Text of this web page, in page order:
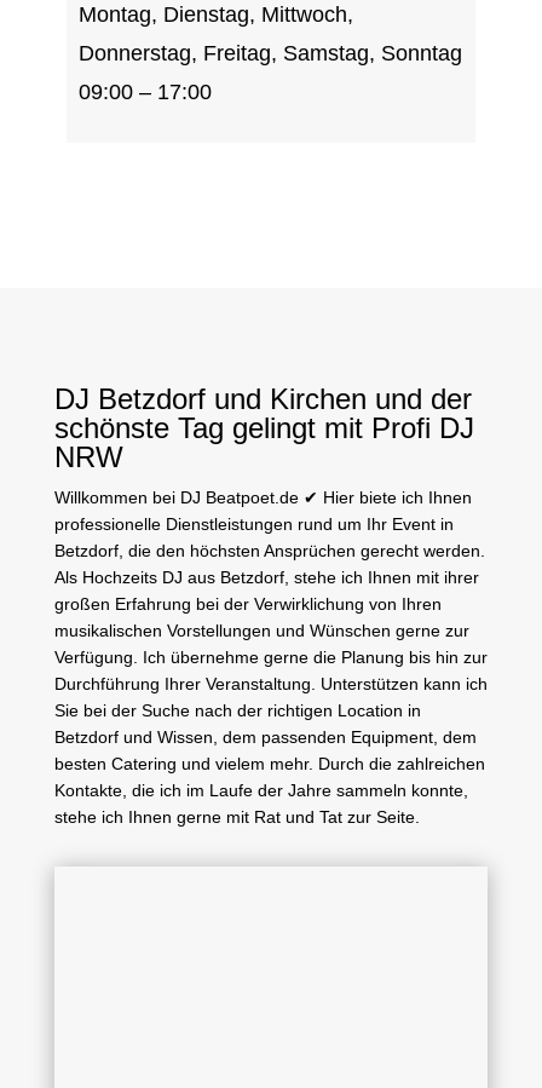
Montag, Dienstag, Mittwoch,
Donnerstag, Freitag, Samstag, Sonntag
09:00 – 17:00
DJ Betzdorf und Kirchen und der
schönste Tag gelingt mit Profi DJ
NRW
Willkommen bei DJ Beatpoet.de ✔ Hier biete ich Ihnen
professionelle Dienstleistungen rund um Ihr Event in
Betzdorf, die den höchsten Ansprüchen gerecht werden.
Als Hochzeits DJ aus Betzdorf, stehe ich Ihnen mit ihrer
großen Erfahrung bei der Verwirklichung von Ihren
musikalischen Vorstellungen und Wünschen gerne zur
Verfügung. Ich übernehme gerne die Planung bis hin zur
Durchführung Ihrer Veranstaltung. Unterstützen kann ich
Sie bei der Suche nach der richtigen Location in
Betzdorf und Wissen, dem passenden Equipment, dem
besten Catering und vielem mehr. Durch die zahlreichen
Kontakte, die ich im Laufe der Jahre sammeln konnte,
stehe ich Ihnen gerne mit Rat und Tat zur Seite.